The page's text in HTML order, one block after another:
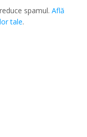
spamul.Află
tale.